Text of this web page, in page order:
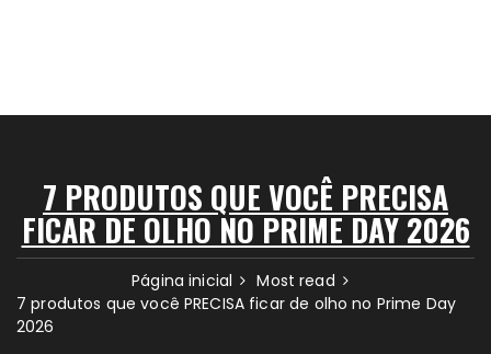
7 PRODUTOS QUE VOCÊ PRECISA
FICAR DE OLHO NO PRIME DAY 2026
Página inicial
Most read
7 produtos que você PRECISA ficar de olho no Prime Day
2026